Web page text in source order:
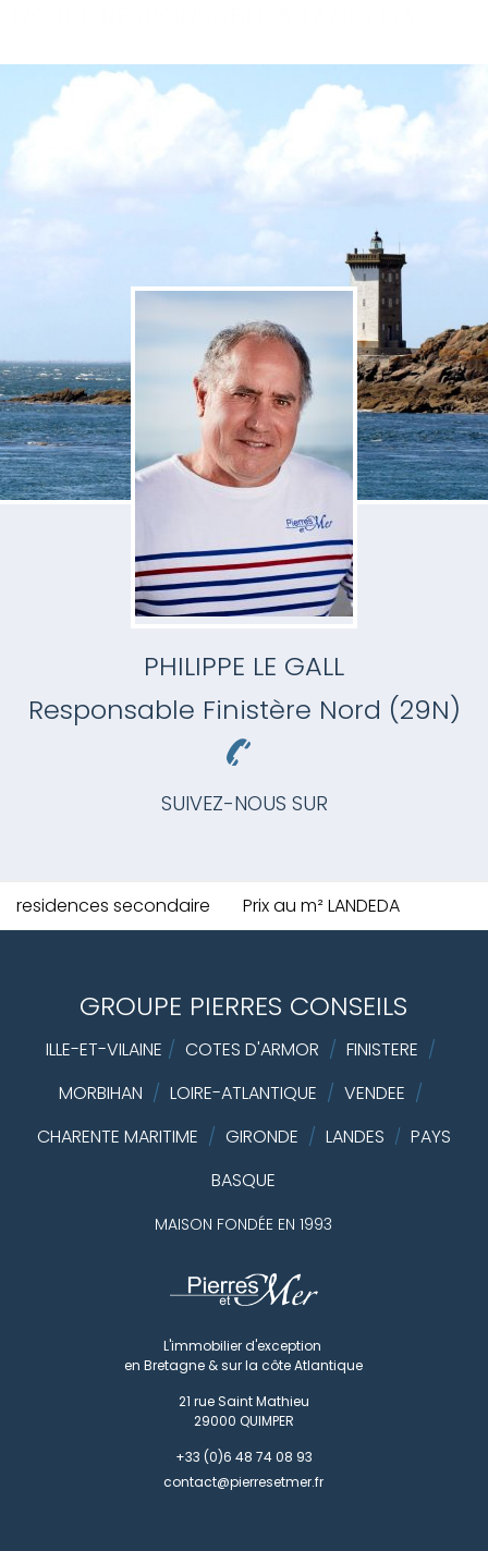
PHILIPPE LE GALL
Responsable Finistère Nord (29N)
SUIVEZ-NOUS SUR
residences secondaire Prix au m² LANDEDA
GROUPE PIERRES CONSEILS
ILLE-ET-VILAINE / COTES D'ARMOR / FINISTERE /
MORBIHAN / LOIRE-ATLANTIQUE / VENDEE /
CHARENTE MARITIME / GIRONDE / LANDES / PAYS
BASQUE
MAISON FONDÉE EN 1993
L'immobilier d'exception
en Bretagne & sur la côte Atlantique
21 rue Saint Mathieu
29000 QUIMPER
+33 (0)6 48 74 08 93
contact@pierresetmer.fr